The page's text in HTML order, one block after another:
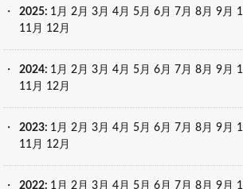
2025: 1月 2月 3月 4月 5月 6月 7月 8月 9月
11月
12月
2024: 1月 2月 3月 4月 5月 6月 7月 8月 9月
11月
12月
2023: 1月 2月 3月 4月 5月 6月 7月 8月 9月
11月
12月
2022: 1月 2月 3月 4月 5月 6月 7月 8月 9月